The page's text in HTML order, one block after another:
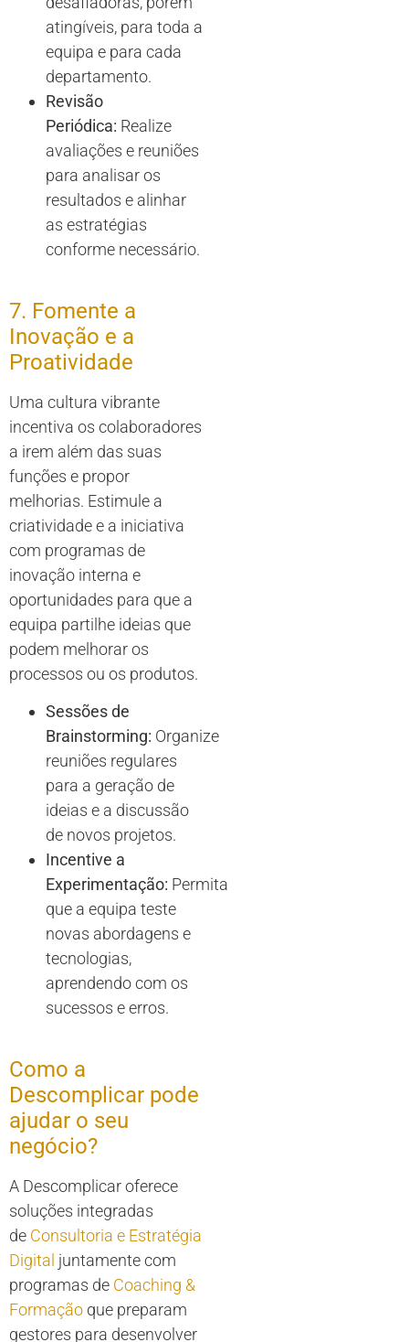
atingíveis, para toda a
equipa e para cada
departamento.
Revisão
Periódica: Realize
avaliações e reuniões
para analisar os
resultados e alinhar
as estratégias
conforme necessário.
7. Fomente a
Inovação e a
Proatividade
Uma cultura vibrante
incentiva os colaboradores
a irem além das suas
funções e propor
melhorias. Estimule a
criatividade e a iniciativa
com programas de
inovação interna e
oportunidades para que a
equipa partilhe ideias que
podem melhorar os
processos ou os produtos.
Sessões de
Brainstorming: Organize
reuniões regulares
para a geração de
ideias e a discussão
de novos projetos.
Incentive a
Experimentação: Permita
que a equipa teste
novas abordagens e
tecnologias,
aprendendo com os
sucessos e erros.
Como a
Descomplicar pode
ajudar o seu
negócio?
A Descomplicar oferece
soluções integradas
de Consultoria e Estratégia
Digital juntamente com
programas de Coaching &
Formação que preparam
gestores para desenvolver